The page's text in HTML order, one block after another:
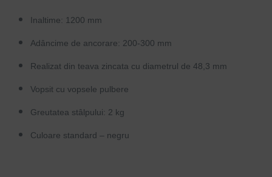
Inaltime: 1200 mm
Adâncime de ancorare: 200-300 mm
Realizat din teava zincata cu diametrul de 48,3 mm
Vopsit cu vopsele pulbere
Greutatea stâlpului: 2 kg
Culoare standard – negru